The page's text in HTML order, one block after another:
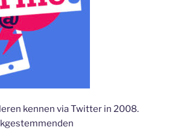
kennen via Twitter in 2008.